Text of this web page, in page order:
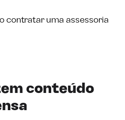
contratar uma assessoria
conteúdo